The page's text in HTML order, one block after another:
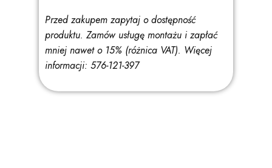
Przed zakupem zapytaj o dostępność
produktu. Zamów usługę montażu i zapłać
mniej nawet o 15% (różnica VAT). Więcej
informacji: 576-121-397